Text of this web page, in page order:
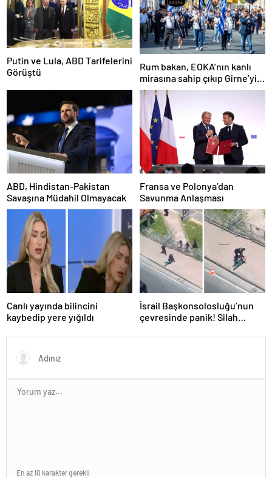
Putin ve Lula, ABD Tarifelerini
Görüştü
Rum bakan, EOKA’nın kanlı
mirasına sahip çıkıp Girne’yi
hedef gösterdi
ABD, Hindistan-Pakistan
Savaşına Müdahil Olmayacak
Fransa ve Polonya’dan
Savunma Anlaşması
Canlı yayında bilincini
kaybedip yere yığıldı
İsrail Başkonsolosluğu’nun
çevresinde panik! Silah
açıklama geldi
En az 10 karakter gerekli